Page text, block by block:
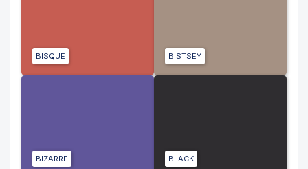
BISQUE BISTSEY
BIZARRE BLACK